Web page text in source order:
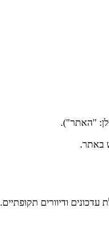
"האתר").
באתר.
ודיוורים תקופתיים.